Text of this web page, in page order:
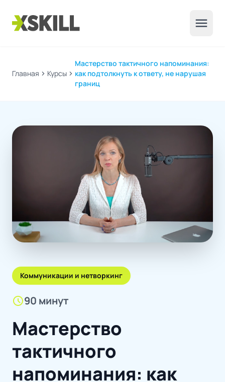
menu
Главная chevron_right Курсы chevron_right
Мастерство тактичного напоминания:
как подтолкнуть к ответу, не нарушая
границ
Коммуникации и нетворкинг
schedule90 минут
Мастерство
тактичного
напоминания: как